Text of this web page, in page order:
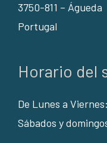
3750-811 – Águeda
Portugal
Horario del
De Lunes a
Sábados y